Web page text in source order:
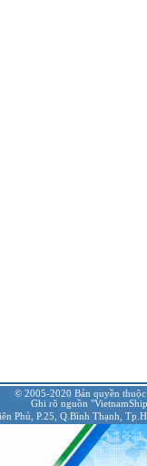
© 2005-2020 Bản quyền
Ghi rõ nguồn
Phủ, P.25, Q.Bình Thạnh,